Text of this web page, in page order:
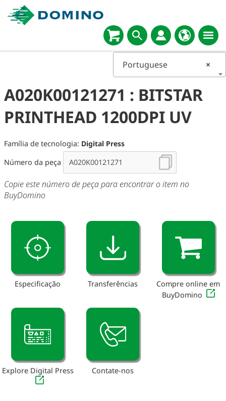
×
Portuguese
A020K00121271 : BITSTAR
PRINTHEAD 1200DPI UV
Família de tecnologia: Digital Press
Número da peça
Copie este número de peça para encontrar o item no
BuyDomino
Especificação Transferências
Compre online em
BuyDomino
Explore Digital Press Contate-nos